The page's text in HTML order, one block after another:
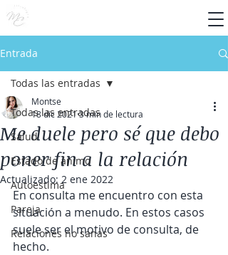
Entrada
Todas las entradas
Salud
Estado de ánimo
Autoestima
Pareja
Relaciones no sanas
Todas las entradas
Me duele pero sé que debo
poner fin a la relación
Montse
18 dic 20213 min de lectura
Actualizado: 2 ene 2022
En consulta me encuentro con esta
situación a menudo. En estos casos
suele ser el motivo de consulta, de
hecho.